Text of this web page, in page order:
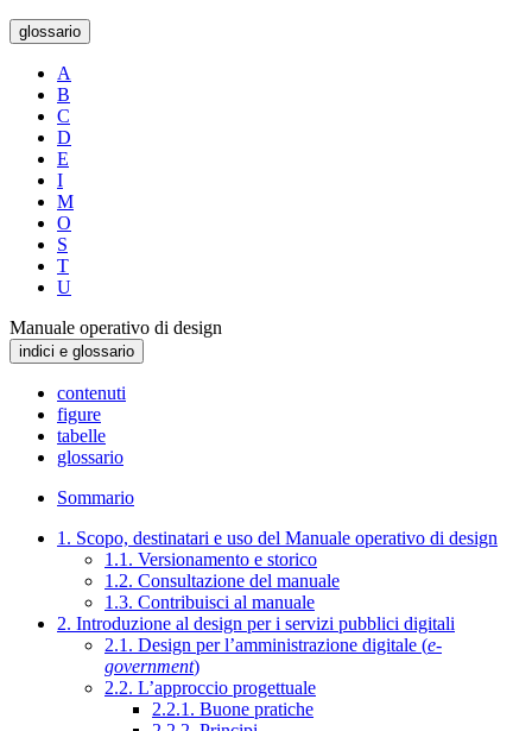
glossario
A
B
C
D
E
I
M
O
S
T
U
Manuale operativo di design
indici e glossario
contenuti
figure
tabelle
glossario
Sommario
1. Scopo, destinatari e uso del Manuale operativo di design
1.1. Versionamento e storico
1.2. Consultazione del manuale
1.3. Contribuisci al manuale
2. Introduzione al design per i servizi pubblici digitali
2.1. Design per l’amministrazione digitale (e-
government)
2.2. L’approccio progettuale
2.2.1. Buone pratiche